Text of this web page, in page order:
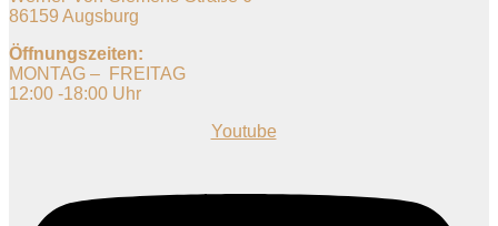
86159 Augsburg
Öffnungszeiten:
MONTAG – FREITAG
12:00 -18:00 Uhr
Youtube